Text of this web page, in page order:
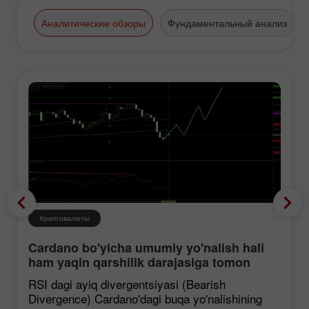
конференции. На ежегодной
выставке «Forex&Investment
получил премию «Лучший Ритейл
Форекс-брокер».
Аналитические обзоры Фундаментальный анализ
Криптовалюты
Cardano bo'yicha umumiy yo'nalish hali
ham yaqin qarshilik darajasiga tomon
mustahkamlanmoqda, garchi korreksiya
ehtimoli mavjud bo'lsa ham.
RSI dagi ayiq divergentsiyasi (Bearish
Divergence) Cardano'dagi buqa yo'nalishining